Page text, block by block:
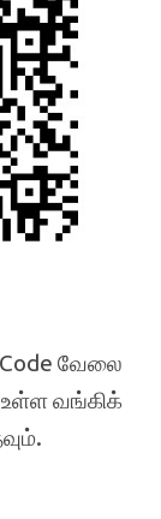
Code வேலை
வங்கிக்